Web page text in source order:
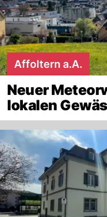
Affoltern a.A.
Neuer
lokalen